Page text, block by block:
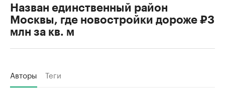
Назван единственный район
Москвы, где новостройки дороже ₽3
млн за кв. м
Авторы Теги